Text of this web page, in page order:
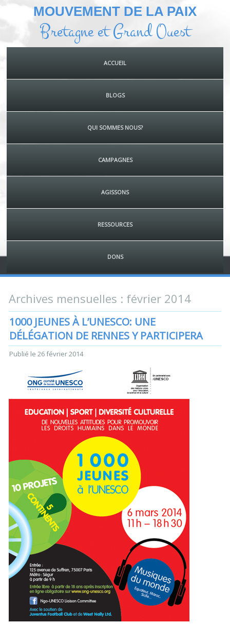
MOUVEMENT DE LA PAIX
Bretagne et Grand Ouest
ACCUEIL
BLOGS
QUI SOMMES NOUS?
CAMPAGNES
AGISSONS
RESSOURCES
DONS
Archives mensuelles : février 2014
1000 JEUNES À L’UNESCO: UNE
DÉLÉGATION DE RENNES Y PARTICIPERA
Publié le 26 février 2014